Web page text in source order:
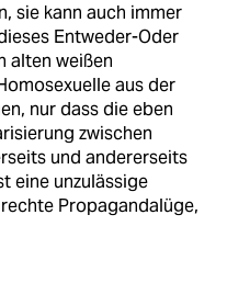
sie kann auch immer
Entweder-Oder
alten weißen
aus der
nur dass die eben
zwischen
und andererseits
eine unzulässige
Propagandalüge,